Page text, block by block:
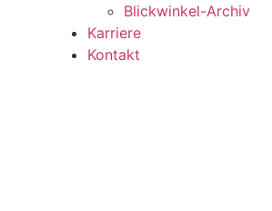
Blickwinkel-Archiv
Karriere
Kontakt